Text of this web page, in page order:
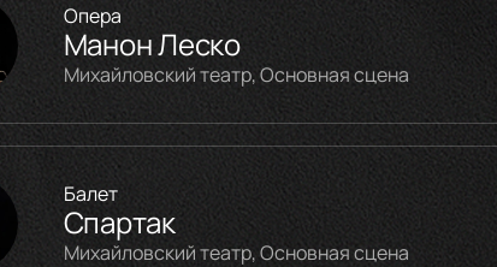
Опера
Манон Леско
Михайловский театр, Основная сцена
Балет
Спартак
Михайловский театр, Основная сцена